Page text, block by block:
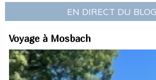
EN DIRECT DU BLOG
Voyage à Mosbach